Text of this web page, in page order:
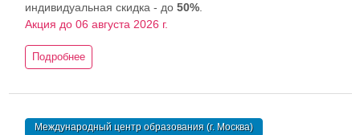
индивидуальная скидка - до 50%
Акция до 06 августа 2026 г.
Подробнее
Международный центр образования (г. Москва)